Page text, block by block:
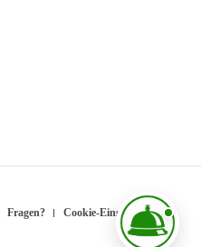
Fragen? Cookie-Einstellungen